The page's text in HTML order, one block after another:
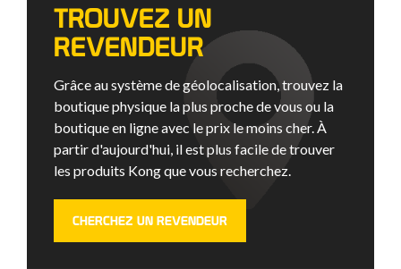
TROUVEZ UN
REVENDEUR
Grâce au système de géolocalisation, trouvez la
boutique physique la plus proche de vous ou la
boutique en ligne avec le prix le moins cher. À
partir d'aujourd'hui, il est plus facile de trouver
les produits Kong que vous recherchez.
CHERCHEZ UN REVENDEUR